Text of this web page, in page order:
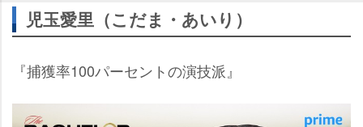
児玉愛里（こだま・あいり）
『捕獲率100パーセントの演技派』